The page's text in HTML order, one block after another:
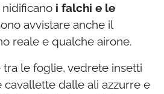
i falchi e le
avvistare anche il
reale e qualche airone.
le foglie, vedrete insetti
dalle ali azzurre e